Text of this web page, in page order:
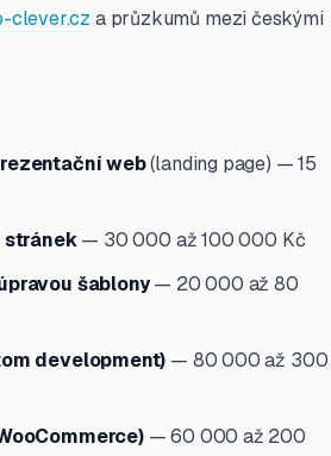
clever.cz a průzkumů mezi českými
web(landing page) — 15
stránek— 30 000 až 100 000 Kč
šablony— 20 000 až 80
development) — 80 000 až 300
— 60 000 až 200